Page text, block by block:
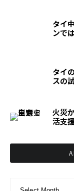
タイ
ンで
タイ
スの
火災
活支援